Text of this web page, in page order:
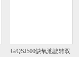
G/QSJ500缺氧池旋转双